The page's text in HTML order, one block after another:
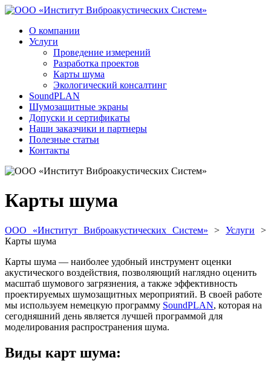
О компании
Услуги
Проведение измерений
Разработка проектов
Карты шума
Экологический консалтинг
SoundPLAN
Шумозащитные экраны
Допуски и сертификаты
Наши заказчики и партнеры
Полезные статьи
Контакты
Карты шума
ООО «Институт Виброакустических Систем» > Услуги >
Карты шума
Карты шума — наиболее удобный инструмент оценки
акустического воздействия, позволяющий наглядно оценить
масштаб шумового загрязнения, а также эффективность
проектируемых шумозащитных мероприятий. В своей работе
мы используем немецкую программу SoundPLAN, которая на
сегодняшний день является лучшей программой для
моделирования распространения шума.
Виды карт шума: